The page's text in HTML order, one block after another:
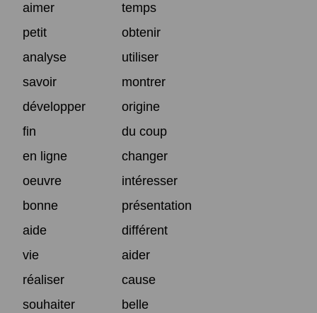
aimer
temps
petit
obtenir
analyse
utiliser
savoir
montrer
développer
origine
fin
du coup
en ligne
changer
oeuvre
intéresser
bonne
présentation
aide
différent
vie
aider
réaliser
cause
souhaiter
belle